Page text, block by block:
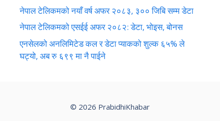
नेपाल टेलिकमको नयाँ वर्ष अफर २०८३, ३०० जिबि सम्म डेटा
नेपाल टेलिकमको एसईई अफर २०८२: डेटा, भोइस, बोनस
एनसेलको अनलिमिटेड कल र डेटा प्याकको शुल्क ६५% ले
घट्यो, अब रु ६९९ मा नै पाईने
© 2026 PrabidhiKhabar